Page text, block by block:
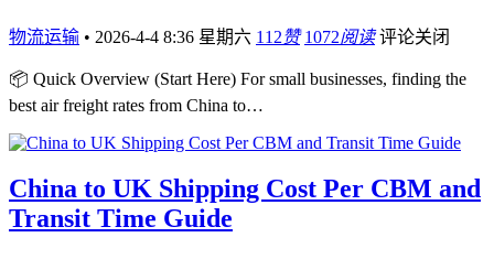
物流运输 • 2026-4-4 8:36 星期六 112赞 1072阅读 评论关闭
📦 Quick Overview (Start Here) For small businesses, finding the
best air freight rates from China to…
China to UK Shipping Cost Per CBM and
Transit Time Guide